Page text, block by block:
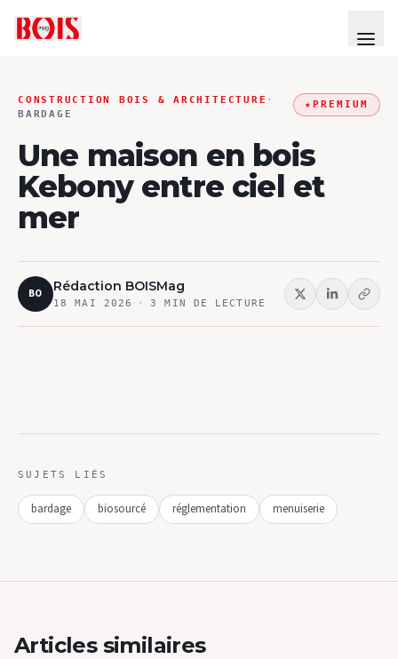
CONSTRUCTION BOIS & ARCHITECTURE ·
BARDAGE
★PREMIUM
Une maison en bois
Kebony entre ciel et
mer
BO Rédaction BOISMag
18 MAI 2026 · 3 MIN DE LECTURE
SUJETS LIÉS
bardage biosourcé réglementation menuiserie
Articles similaires